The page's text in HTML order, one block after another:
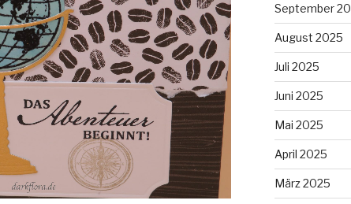
September
August 2025
Juli 2025
Juni 2025
Mai 2025
April 2025
März 2025